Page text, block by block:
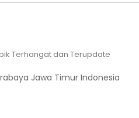
Terhangat dan Terupdate
Jawa Timur Indonesia